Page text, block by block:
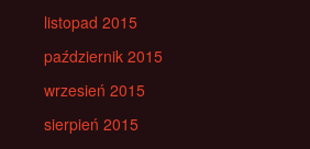
listopad 2015
październik 2015
wrzesień 2015
sierpień 2015